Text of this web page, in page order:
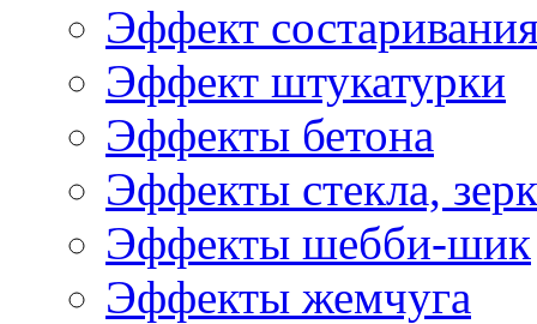
Эффект
Эффект штукатурки
Эффекты бетона
Эффекты стекла,
Эффекты шебби-шик
Эффекты жемчуга